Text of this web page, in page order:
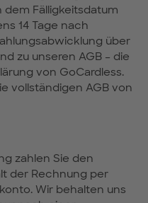
Fälligkeitsdatum
14 Tage nach
über
zu unseren AGB – die
von GoCardless.
vollständigen AGB von
zahlen Sie den
der Rechnung per
Wir behalten uns